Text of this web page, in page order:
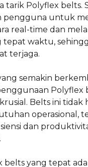
tarik Polyflex belts.
pengguna untuk
real-time dan
tepat waktu,
terjaga.
semakin
Polyflex
Belts ini tidak
operasional,
dan
belts yang tepat